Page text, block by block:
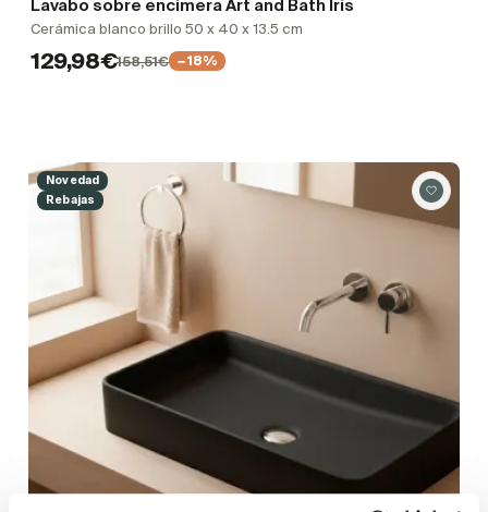
Lavabo sobre encimera Art and Bath Iris
Cerámica blanco brillo 50 x 40 x 13.5 cm
129,98€158,51€ −18%
Novedad
Rebajas